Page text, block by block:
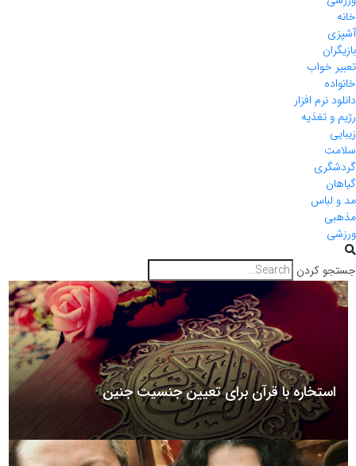
خانه
آشپزی
بازیگران
تعبیر خواب
خانواده
دانلود نرم افزار
رژیم و تغذیه
زیبایی
سلامت
گردشگری
گیاهان
مد و لباس
مذهبی
ورزشی
جستجو کردن
استخاره با قرآن برای تعیین جنسیت جنین